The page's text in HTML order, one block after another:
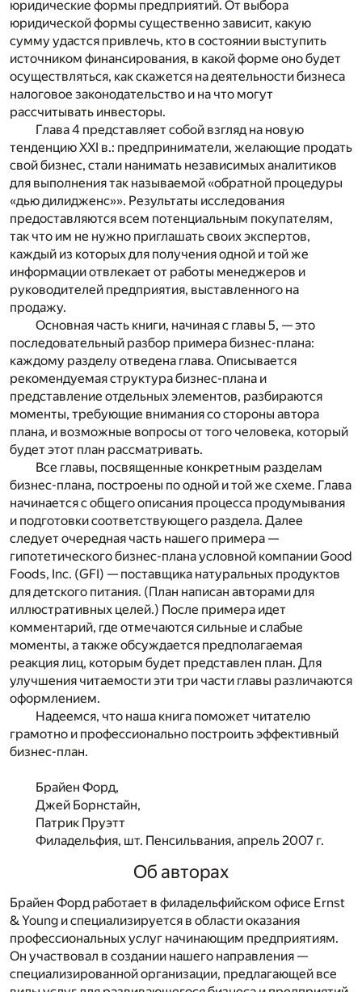
юридические формы предприятий. От выбора
юридической формы существенно зависит, какую
сумму удастся привлечь, кто в состоянии выступить
источником финансирования, в какой форме оно будет
осуществляться, как скажется на деятельности бизнеса
налоговое законодательство и на что могут
рассчитывать инвесторы.
Глава 4 представляет собой взгляд на новую
тенденцию XXI в.: предприниматели, желающие продать
свой бизнес, стали нанимать независимых аналитиков
для выполнения так называемой «обратной процедуры
«дью дилидженс»». Результаты исследования
предоставляются всем потенциальным покупателям,
так что им не нужно приглашать своих экспертов,
каждый из которых для получения одной и той же
информации отвлекает от работы менеджеров и
руководителей предприятия, выставленного на
продажу.
Основная часть книги, начиная с главы 5, — это
последовательный разбор примера бизнес-плана:
каждому разделу отведена глава. Описывается
рекомендуемая структура бизнес-плана и
представление отдельных элементов, разбираются
моменты, требующие внимания со стороны автора
плана, и возможные вопросы от того человека, который
будет этот план рассматривать.
Все главы, посвященные конкретным разделам
бизнес-плана, построены по одной и той же схеме. Глава
начинается с общего описания процесса продумывания
и подготовки соответствующего раздела. Далее
следует очередная часть нашего примера —
гипотетического бизнес-плана условной компанииGood
Foods, Inc. (GFI) — поставщика натуральных продуктов
для детского питания. (План написан авторами для
иллюстративных целей.) После примера идет
комментарий, где отмечаются сильные и слабые
моменты, а также обсуждается предполагаемая
реакция лиц, которым будет представлен план. Для
улучшения читаемости эти три части главы различаются
оформлением.
Надеемся, что наша книга поможет читателю
грамотно и профессионально построить эффективный
бизнес-план.
Брайен Форд,
Джей Борнстайн,
Патрик Пруэтт
Филадельфия, шт. Пенсильвания, апрель 2007 г.
Об авторах
Брайен Форд работает в филадельфийском офисе Ernst
&Young и специализируется в области оказания
профессиональных услуг начинающим предприятиям.
Он участвовал в создании нашего направления —
специализированной организации, предлагающей все